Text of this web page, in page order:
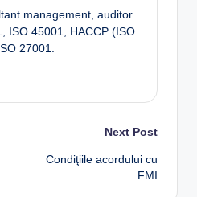
management, auditor
ISO 45001, HACCP (ISO
27001.
Next Post
Condiţiile acordului cu
FMI